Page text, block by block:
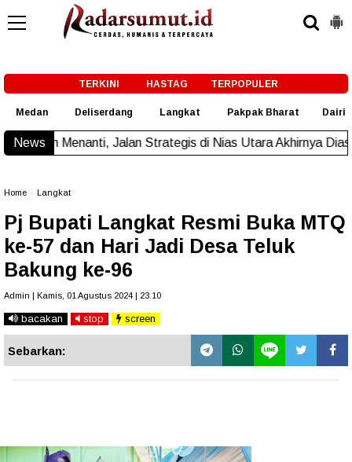
TERKINI HASTAG TERPOPULER
Medan Deliserdang Langkat Pakpak Bharat Dairi
News
Jalan Strategis di Nias Utara Akhirnya Diaspal Era Gubernur
Home Langkat
Pj Bupati Langkat Resmi Buka MTQ
ke-57 dan Hari Jadi Desa Teluk
Bakung ke-96
Admin | Kamis, 01 Agustus 2024 | 23.10
bacakan stop screen
Sebarkan: